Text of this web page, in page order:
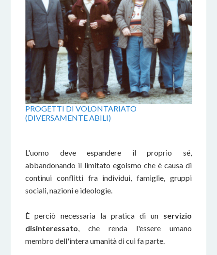
PROGETTI DI VOLONTARIATO
(DIVERSAMENTE ABILI)
L'uomo deve espandere il proprio sé,
abbandonando il limitato egoismo che è causa di
continui conflitti fra individui, famiglie, gruppi
sociali, nazioni e ideologie.
È perciò necessaria la pratica di un servizio
disinteressato, che renda l'essere umano
membro dell'intera umanità di cui fa parte.